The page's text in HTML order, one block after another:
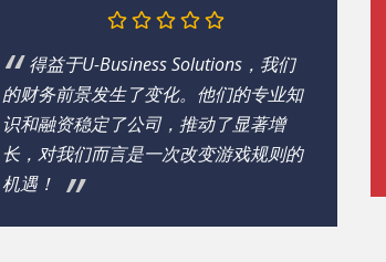
得益于U-Business Solutions，我们
的财务前景发生了变化。他们的专业知
识和融资稳定了公司，推动了显著增
长，对我们而言是一次改变游戏规则的
机遇！